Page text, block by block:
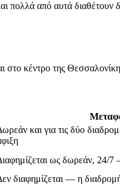
πολλά από αυτά
στο κέντρο της
και για τις δύο
ως δωρεάν, 24/7
διαφημίζεται — η